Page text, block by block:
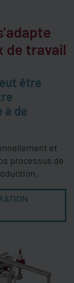
de travail
être
à de
et
processus de